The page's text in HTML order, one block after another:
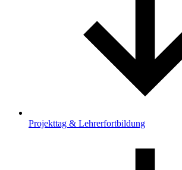
Projekttag & Lehrerfortbildung